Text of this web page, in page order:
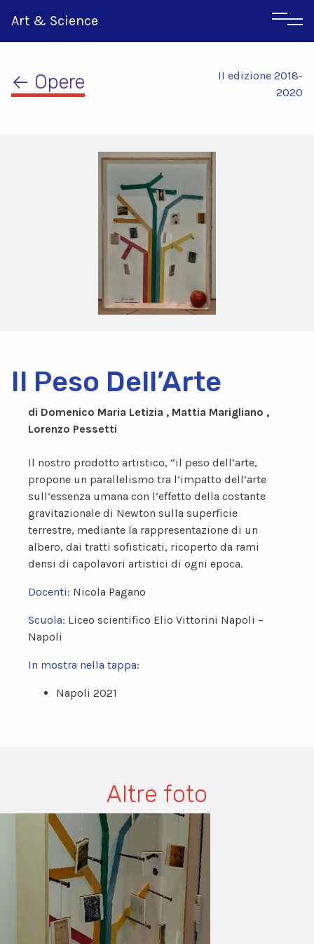
Art & Science
← Opere
II edizione 2018-
2020
Il Peso Dell’Arte
di Domenico Maria Letizia , Mattia Marigliano ,
Lorenzo Pessetti
Il nostro prodotto artistico, “il peso dell’arte,
propone un parallelismo tra l’impatto dell’arte
sull’essenza umana con l’effetto della costante
gravitazionale di Newton sulla superficie
terrestre, mediante la rappresentazione di un
albero, dai tratti sofisticati, ricoperto da rami
densi di capolavori artistici di ogni epoca.
Docenti: Nicola Pagano
Scuola: Liceo scientifico Elio Vittorini Napoli –
Napoli
In mostra nella tappa:
Napoli 2021
Altre foto